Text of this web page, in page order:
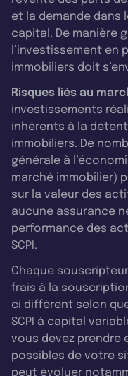
et la demande dans
capital. De manière
l’investissement
immobiliers doit
Risques liés au
investissements
inhérents à la
immobiliers. De
générale à
marché immobilier)
sur la valeur des
aucune assurance
performance des
SCPI.
Chaque
frais à la
ci diffèrent selon
SCPI à capital
vous devez prendre
possibles de votre
peut évoluer